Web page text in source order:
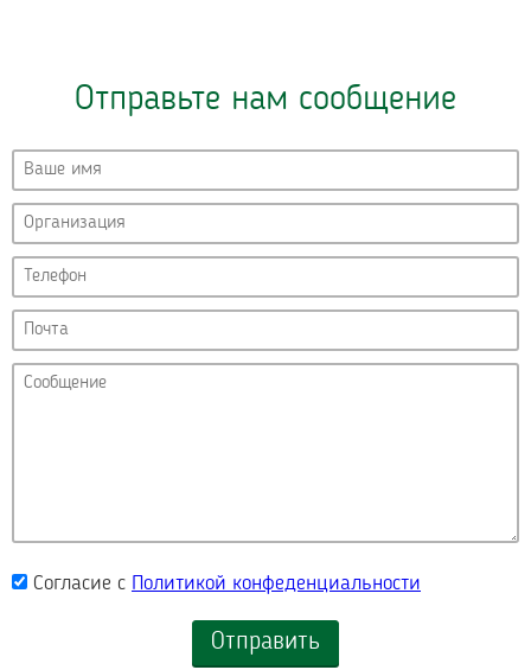
Отправьте нам сообщение
Согласие с Политикой конфеденциальности
Отправить